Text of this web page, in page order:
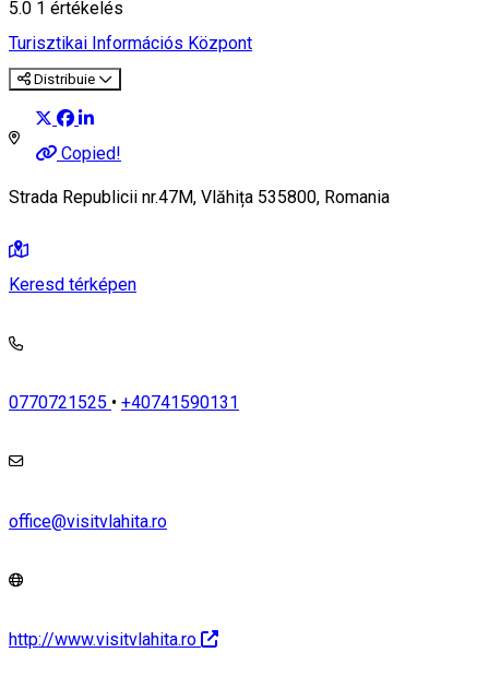
5.0 1 értékelés
Turisztikai Információs Központ
Distribuie
Copied!
Strada Republicii nr.47M, Vlăhița 535800, Romania
Keresd térképen
0770721525 • +40741590131
office@visitvlahita.ro
http://www.visitvlahita.ro